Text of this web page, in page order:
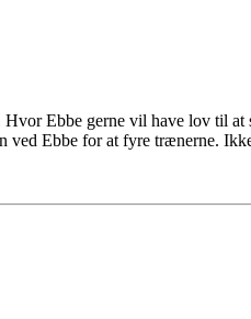
Ebbe gerne vil have lov til at
ved Ebbe for at fyre trænerne.